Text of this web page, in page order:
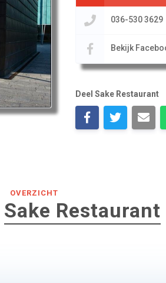
036-530 3629
Bekijk
Deel Sake Restaurant
OVERZICHT
Sake Restaurant